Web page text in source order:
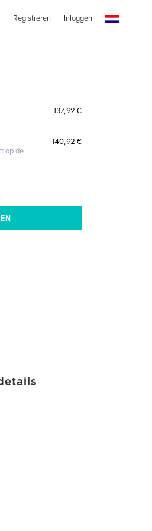
Registreren Inloggen
137,92 €
op de
140,92 €